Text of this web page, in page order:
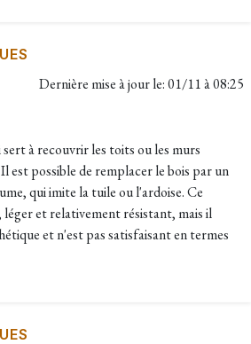
Dernière mise à jour le:01/11 à 08:25
à recouvrir les toits ou les murs
est possible de remplacer le bois par un
qui imite la tuile ou l'ardoise. Ce
et relativement résistant, mais il
et n'est pas satisfaisant en termes